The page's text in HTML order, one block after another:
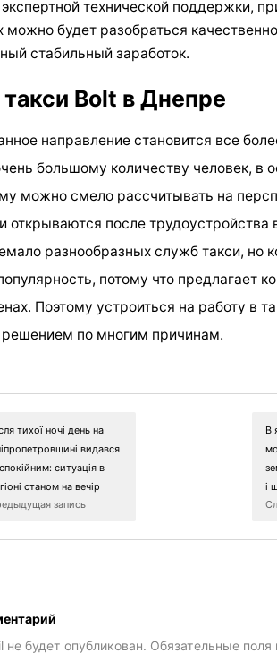
технической поддержки,
можно будет разобраться
стабильный заработок.
такси Bolt в Днепре
направление становится все
большому количеству человек, в
можно смело рассчитывать на
открываются после
разнообразных служб такси, но
потому что предлагает
Поэтому устроиться на работу в
по многим причинам.
тихої ночі день на
видався
ситуація в
станом на вечір
запись
В
і
будет опубликован. Обязательные